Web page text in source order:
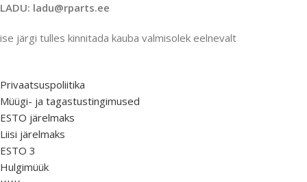
LADU: ladu@rparts.ee
ise järgi tulles kinnitada kauba valmisolek eelnevalt
Privaatsuspoliitika
Müügi- ja tagastustingimused
ESTO järelmaks
Liisi järelmaks
ESTO 3
Hulgimüük